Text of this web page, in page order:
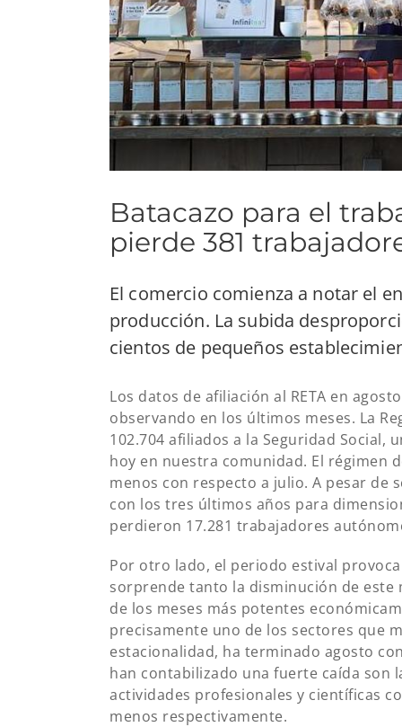
Batacazo para el
pierde 381
El comercio comienza a notar el
producción. La subida
cientos de pequeños
Los datos de afiliación al RETA en
observando en los últimos meses. La
102.704 afiliados a la Seguridad
hoy en nuestra comunidad. El régimen
menos con respecto a julio. A pesar de
con los tres últimos años para
perdieron 17.281 trabajadores
Por otro lado, el periodo estival
sorprende tanto la disminución de este
de los meses más potentes
precisamente uno de los sectores que
estacionalidad, ha terminado agosto
han contabilizado una fuerte caída son
actividades profesionales y científicas
menos respectivamente.